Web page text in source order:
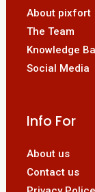
About pixfort
The Team
Knowledge
Social Media
Info For
About us
Contact us